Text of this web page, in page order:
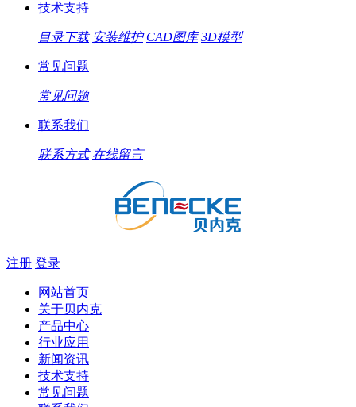
技术支持
目录下载 安装维护 CAD图库 3D模型
常见问题
常见问题
联系我们
联系方式 在线留言
注册 登录
网站首页
关于贝内克
产品中心
行业应用
新闻资讯
技术支持
常见问题